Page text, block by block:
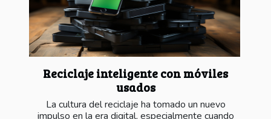
Reciclaje inteligente con móviles
usados
La cultura del reciclaje ha tomado un nuevo
impulso en la era digital, especialmente cuando